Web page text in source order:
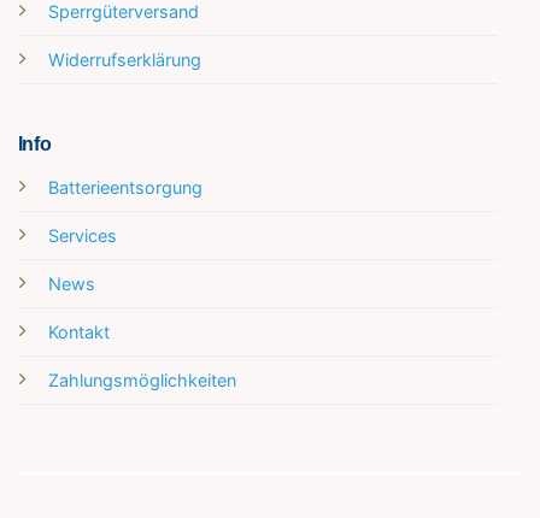
Sperrgüterversand
Widerrufserklärung
Info
Batterieentsorgung
Services
News
Kontakt
Zahlungsmöglichkeiten